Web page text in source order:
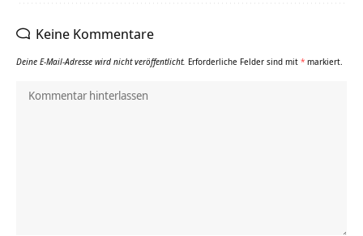
Keine Kommentare
Deine E-Mail-Adresse wird nicht veröffentlicht. Erforderliche Felder sind mit * markiert.